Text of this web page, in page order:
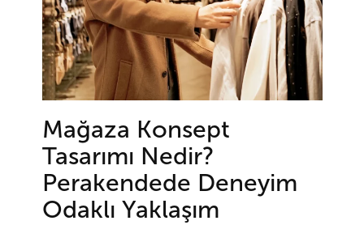
Mağaza Konsept
Tasarımı Nedir?
Perakendede Deneyim
Odaklı Yaklaşım